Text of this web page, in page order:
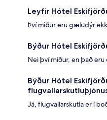
Leyfir Hótel
Því miður eru gæludýr
Býður Hótel
Nei því miður, en það
Býður Hótel
Já, flugvallarskutla er í